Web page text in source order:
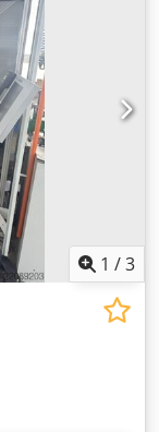
1 /3